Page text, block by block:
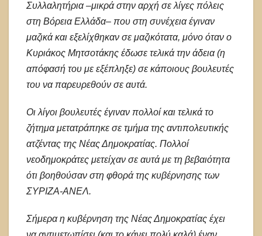
Συλλαλητήρια –μικρά στην αρχή σε λίγες πόλεις
στη Βόρεια Ελλάδα– που στη συνέχεια έγιναν
μαζικά και εξελίχθηκαν σε μαζικότατα, μόνο όταν ο
Κυριάκος Μητσοτάκης έδωσε τελικά την άδεια (η
απόφασή του με εξέπληξε) σε κάποιους βουλευτές
του να παρευρεθούν σε αυτά.
Οι λίγοι βουλευτές έγιναν πολλοί και τελικά το
ζήτημα μετατράπηκε σε τμήμα της αντιπολευτικής
ατζέντας της Νέας Δημοκρατίας. Πολλοί
νεοδημοκράτες μετείχαν σε αυτά με τη βεβαιότητα
ότι βοηθούσαν στη φθορά της κυβέρνησης των
ΣΥΡΙΖΑ-ΑΝΕΛ.
Σήμερα η κυβέρνηση της Νέας Δημοκρατίας έχει